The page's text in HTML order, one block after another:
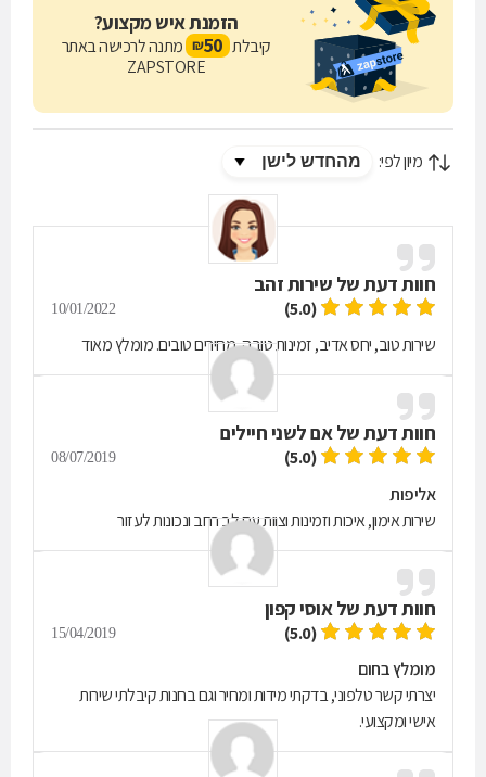
הזמנת איש מקצוע?
קיבלת 50
₪ מתנה לרכישה באתר
ZAPSTORE
מיון לפי:
חוות דעת של שירות זהב
(5.0)
10/01/2022
שירות טוב, יחס אדיב, זמינות טובה, מחירים טובים. מומלץ מאוד
חוות דעת שלאם לשני חיילים
(5.0)
08/07/2019
אליפות
שירות אימון, איכות וזמינות וצוות עם לב רחב ונכונות לעזור
חוות דעת שלאוסי קפון
(5.0)
15/04/2019
מומלץ בחום
יצרתי קשר טלפוני, בדקתי מידות ומחיר וגם בחנות קיבלתי שירות
אישי ומקצועי.